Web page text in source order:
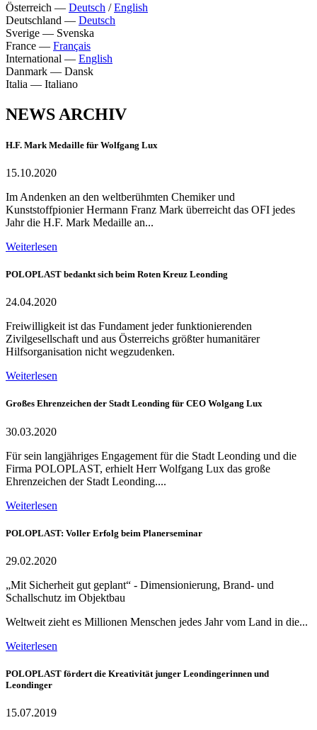
Österreich — Deutsch /English
Deutschland — Deutsch
Sverige — Svenska
France — Français
International — English
Danmark — Dansk
Italia — Italiano
NEWS ARCHIV
H.F. Mark Medaille für Wolfgang Lux
15.10.2020
Im Andenken an den weltberühmten Chemiker und
Kunststoffpionier Hermann Franz Mark überreicht das OFI jedes
Jahr die H.F. Mark Medaille an...
Weiterlesen
POLOPLAST bedankt sich beim Roten Kreuz Leonding
24.04.2020
Freiwilligkeit ist das Fundament jeder funktionierenden
Zivilgesellschaft und aus Österreichs größter humanitärer
Hilfsorganisation nicht wegzudenken.
Weiterlesen
Großes Ehrenzeichen der Stadt Leonding für CEO Wolgang Lux
30.03.2020
Für sein langjähriges Engagement für die Stadt Leonding und die
Firma POLOPLAST, erhielt Herr Wolfgang Lux das große
Ehrenzeichen der Stadt Leonding....
Weiterlesen
POLOPLAST: Voller Erfolg beim Planerseminar
29.02.2020
„Mit Sicherheit gut geplant“ - Dimensionierung, Brand- und
Schallschutz im Objektbau
Weltweit zieht es Millionen Menschen jedes Jahr vom Land in die...
Weiterlesen
POLOPLAST fördert die Kreativität junger Leondingerinnen und
Leondinger
15.07.2019